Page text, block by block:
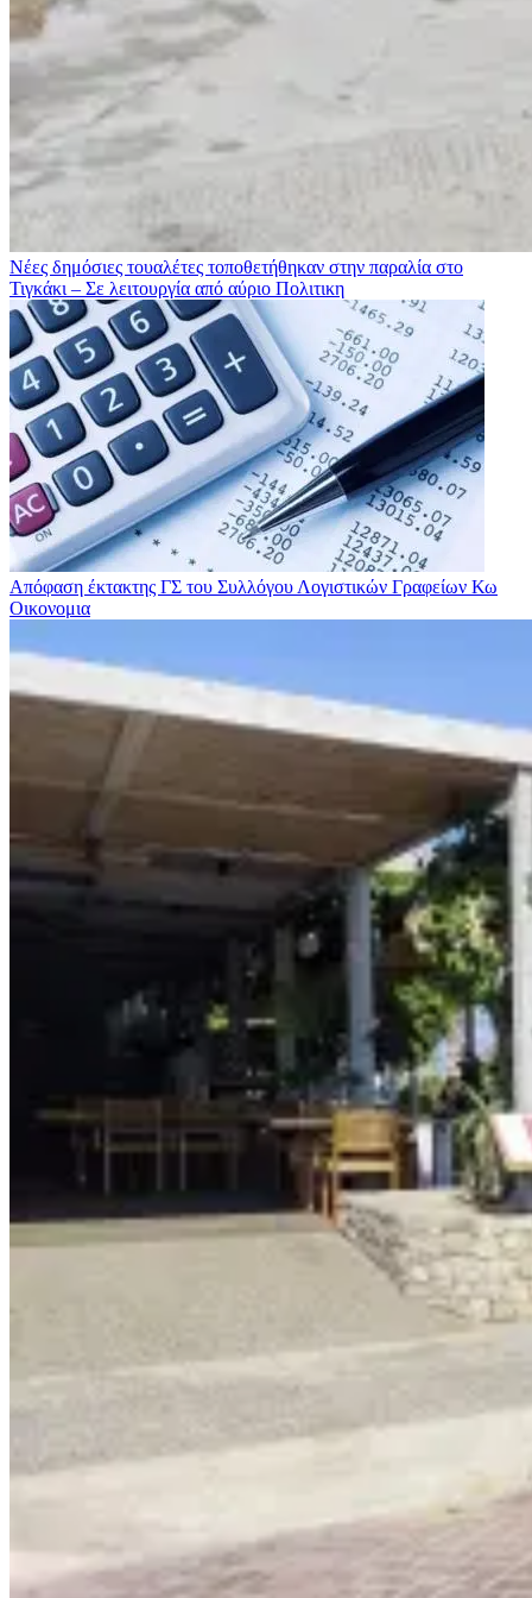
Νέες δημόσιες τουαλέτες τοποθετήθηκαν στην παραλία στο
Τιγκάκι – Σε λειτουργία από αύριο Πολιτικη
Απόφαση έκτακτης ΓΣ του Συλλόγου Λογιστικών Γραφείων Κω
Οικονομια